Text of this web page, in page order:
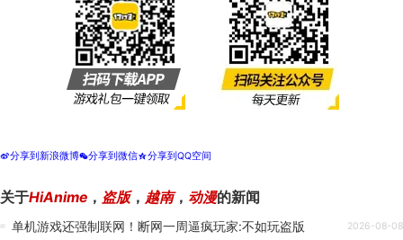
t分享到新浪微博w分享到微信z分享到QQ空间
关于HiAnime ， 盗版， 越南， 动漫的新闻
单机游戏还强制联网！断网一周逼疯玩家:不如玩盗版 2026-08-08